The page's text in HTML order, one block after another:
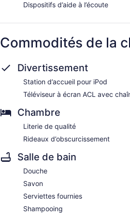
Dispositifs d’aide à l’écoute
Commodités de la
Divertissement
Station d’accueil pour iPod
Téléviseur à écran ACL avec
Chambre
Literie de qualité
Rideaux d’obscurcissement
Salle de bain
Douche
Savon
Serviettes fournies
Shampooing